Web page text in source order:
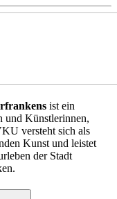
ist ein
und Künstlerinnen,
versteht sich als
Kunst und leistet
der Stadt